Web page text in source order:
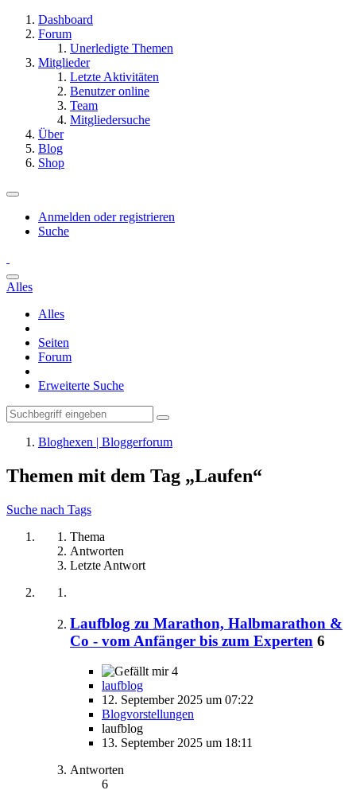
Dashboard
Forum
Unerledigte Themen
Mitglieder
Letzte Aktivitäten
Benutzer online
Team
Mitgliedersuche
Über
Blog
Shop
Anmelden oder registrieren
Suche
Alles
Alles
Seiten
Forum
Erweiterte Suche
Bloghexen | Bloggerforum
Themen mit dem Tag „Laufen“
Suche nach Tags
Thema
Antworten
Letzte Antwort
Laufblog zu Marathon, Halbmarathon &
Co - vom Anfänger bis zum Experten 6
4
laufblog
12. September 2025 um 07:22
Blogvorstellungen
laufblog
13. September 2025 um 18:11
Antworten
6